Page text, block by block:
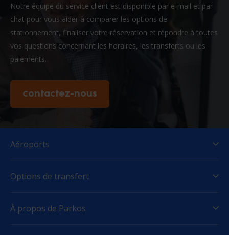
Notre équipe du service client est disponible par e-mail et par
chat pour vous aider à comparer les options de
stationnement, finaliser votre réservation et répondre à toutes
vos questions concernant les horaires, les transferts ou les
paiements.
Contactez-nous
Aéroports
Options de transfert
À propos de Parkos